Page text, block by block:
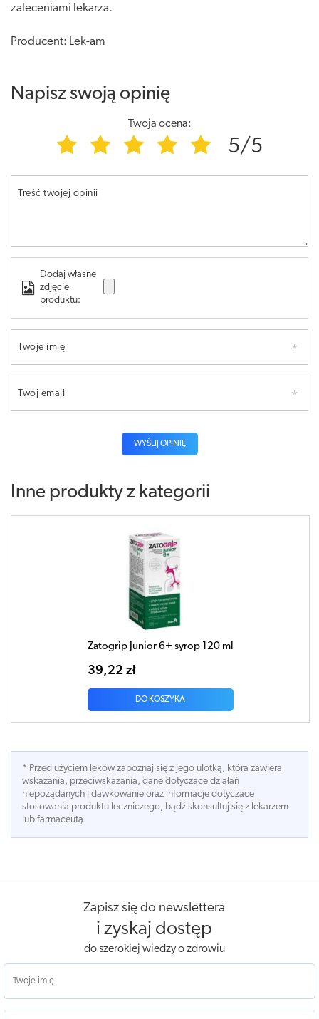
zaleceniami lekarza.
Producent: Lek-am
Napisz swoją opinię
Twoja ocena:
5/5
Treść twojej opinii
Dodaj własne
zdjęcie
produktu:
Twoje imię
Twój email
WYŚLIJ OPINIĘ
Inne produkty z kategorii
Zatogrip Junior 6+ syrop 120 ml
39,22 zł
DO KOSZYKA
* Przed użyciem leków zapoznaj się z jego ulotką, która zawiera
wskazania, przeciwskazania, dane dotyczace działań
niepożądanych i dawkowanie oraz informacje dotyczace
stosowania produktu leczniczego, bądź skonsultuj się z lekarzem
lub farmaceutą.
Zapisz się do newslettera
i zyskaj dostęp
do szerokiej wiedzy o zdrowiu